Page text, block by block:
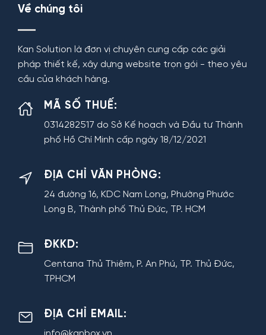
Về chúng tôi
Kan Solution là đơn vị chuyên cung cấp các giải
pháp thiết kế, xây dựng website trọn gói - theo yêu
cầu của khách hàng.
MÃ SỐ THUẾ:
0314282517 do Sở Kế hoạch và Đầu tư Thành
phố Hồ Chí Minh cấp ngày 18/12/2021
ĐỊA CHỈ VĂN PHÒNG:
24 đường 16, KDC Nam Long, Phường Phước
Long B, Thành phố Thủ Đức, TP. HCM
ĐKKD:
Centana Thủ Thiêm, P. An Phú, TP. Thủ Đức,
TPHCM
ĐỊA CHỈ EMAIL: